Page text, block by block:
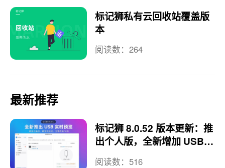
标记狮私有云回收站覆盖版
本
阅读数：264
最新推荐
标记狮 8.0.52 版本更新：推
出个人版，全新增加 USB
实时预览
阅读数：516